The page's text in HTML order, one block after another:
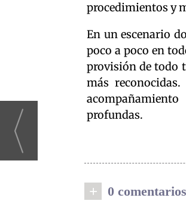
procedimientos y
En un escenario
poco a poco en
provisión de todo
más
profundas.
+ 0 comentarios